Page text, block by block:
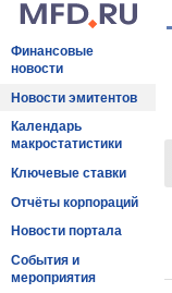
Финансовые
новости
Новости эмитентов
Календарь
макростатистики
Ключевые ставки
Отчёты корпораций
Новости портала
События и
мероприятия